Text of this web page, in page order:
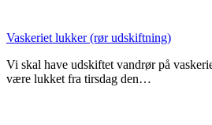
Vaskeriet lukker (rør udskiftning)
Vi skal have udskiftet vandrør på
være lukket fra tirsdag den…